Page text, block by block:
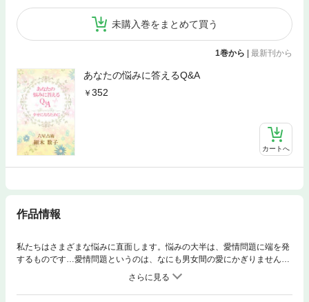
未購入巻をまとめて買う
1巻から 最新刊から
あなたの悩みに答えるQ&A
352
カートへ
作品情報
私たちはさまざまな悩みに直面します。悩みの大半は、愛情問題に端を発
するものです…愛情問題というのは、なにも男女間の愛にかぎりません。
恋愛や夫婦関係以外にも、子育てにまつわる親子の問題、あるいは嫁姑間
のいさかい、さらには会社の上下関係などをふくめて、これらはすべて人
間同士の結びつき―すなわち“人間愛”というものの対処の仕方がわからな